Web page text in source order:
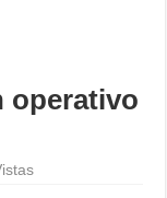
operativo